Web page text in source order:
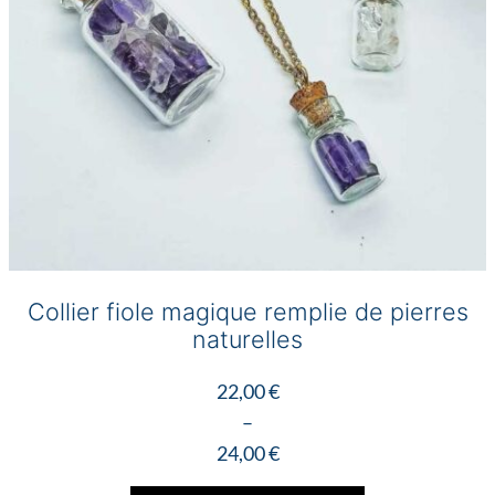
la
page
du
Collier fiole magique remplie de pierres
naturelles
22,00€
–
24,00€
Plage
Ce